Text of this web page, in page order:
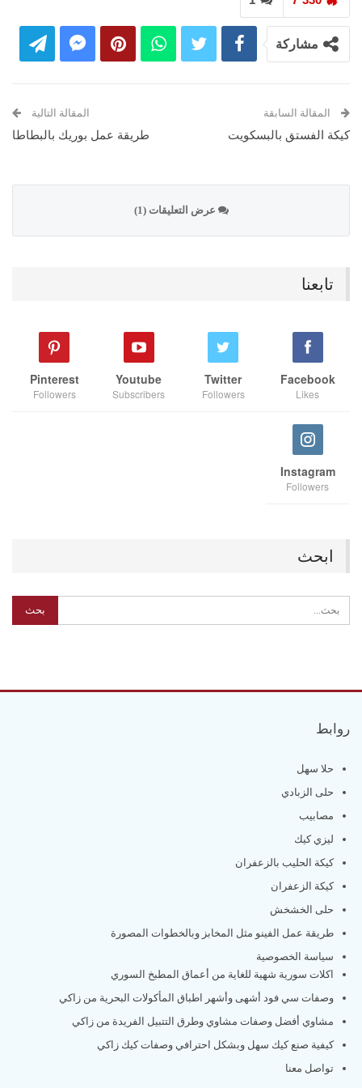
مشاركة
المقالة السابقة
كيكة الفستق بالبسكويت
المقالة التالية
طريقة عمل بوريك بالبطاطا
عرض التعليقات (1)
تابعنا
Facebook
Likes
Twitter
Followers
Youtube
Subscribers
Pinterest
Followers
Instagram
Followers
ابحث
روابط
حلا سهل
حلى الزبادي
مصابيب
ليزي كيك
كيكة الحليب بالزعفران
كيكة الزعفران
حلى الخشخش
طريقة عمل الفينو مثل المخابز وبالخطوات المصورة
سياسة الخصوصية
اكلات سورية شهية للغاية من أعماق المطبخ السوري
وصفات سي فود أشهى وأشهر اطباق المأكولات البحرية من زاكي
مشاوي أفضل وصفات مشاوي وطرق التتبيل الفريدة من زاكي
كيفية صنع كيك سهل وبشكل احترافي وصفات كيك زاكي
تواصل معنا